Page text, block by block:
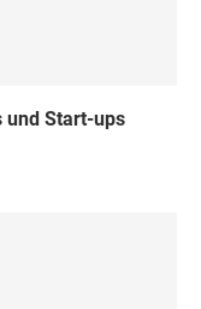
und Start-ups